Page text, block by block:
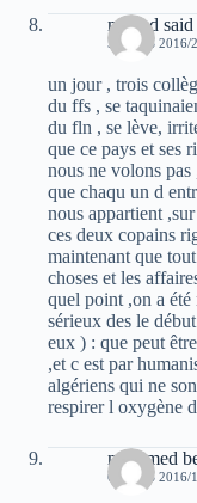
mhand said
5 MARS 2016/
un jour , trois
du ffs , se
du fln , se lève,
que ce pays et ses
nous ne volons
que chaqu un d
nous appartient
ces deux copains
maintenant que
choses et les
quel point ,on a été
sérieux des le
eux ) : que peut
,et c est par
algériens qui ne
respirer l oxygène
mommed
6 MARS 2016/